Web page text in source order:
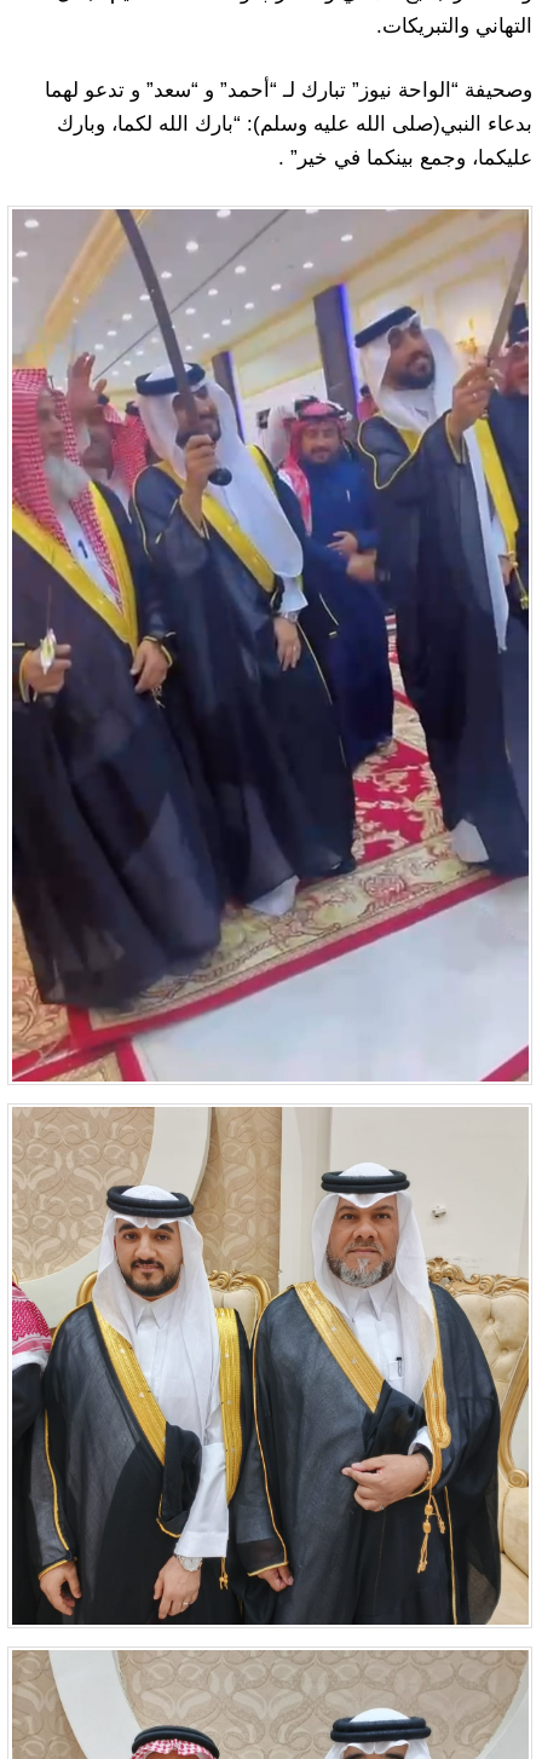
التهاني والتبريكات.
وصحيفة “الواحة نيوز” تبارك لـ “أحمد” و “سعد” و تدعو لهما
بدعاء النبي(صلى الله عليه وسلم): “بارك الله لكما، وبارك
عليكما، وجمع بينكما في خير” .